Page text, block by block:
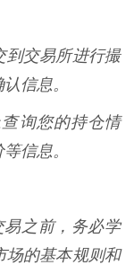
到交易所进行撮
信息。
询您的持仓情
信息。
之前，务必学
场的基本规则和